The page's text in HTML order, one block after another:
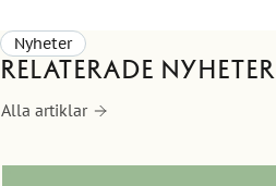
Nyheter
Relaterade nyheter
Alla artiklar